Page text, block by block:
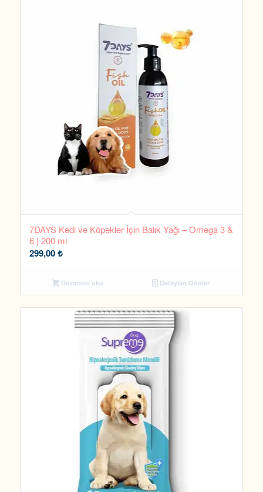
7DAYS Kedi ve Köpekler İçin Balık Yağı – Omega 3 &
6 | 200 ml
299,00₺
Devamını oku Detayları Göster